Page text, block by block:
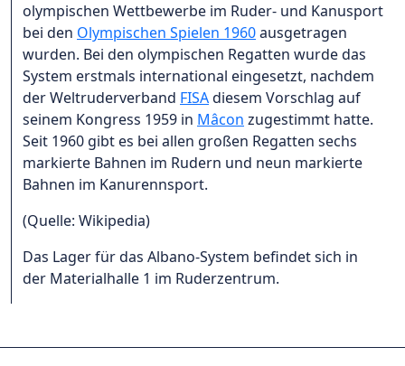
olympischen Wettbewerbe im Ruder- und Kanusport
bei den Olympischen Spielen 1960ausgetragen
wurden. Bei den olympischen Regatten wurde das
System erstmals international eingesetzt, nachdem
der Weltruderverband FISAdiesem Vorschlag auf
seinem Kongress 1959 in Mâcon zugestimmt hatte.
Seit 1960 gibt es bei allen großen Regatten sechs
markierte Bahnen im Rudern und neun markierte
Bahnen im Kanurennsport.
(Quelle: Wikipedia)
Das Lager für das Albano-System befindet sich in
der Materialhalle 1 im Ruderzentrum.